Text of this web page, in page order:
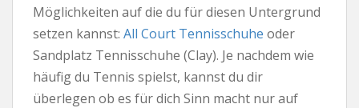
Möglichkeiten auf die du für diesen Untergrund
setzen kannst: All Court Tennisschuhe oder
Sandplatz Tennisschuhe (Clay). Je nachdem wie
häufig du Tennis spielst, kannst du dir
überlegen ob es für dich Sinn macht nur auf